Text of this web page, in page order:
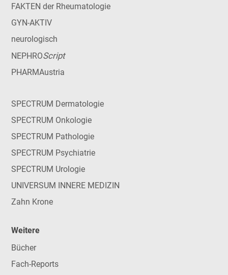
FAKTEN der Rheumatologie
GYN-AKTIV
neurologisch
NEPHROScript
PHARMAustria
SPECTRUM Dermatologie
SPECTRUM Onkologie
SPECTRUM Pathologie
SPECTRUM Psychiatrie
SPECTRUM Urologie
UNIVERSUM INNERE MEDIZIN
Zahn Krone
Weitere
Bücher
Fach-Reports